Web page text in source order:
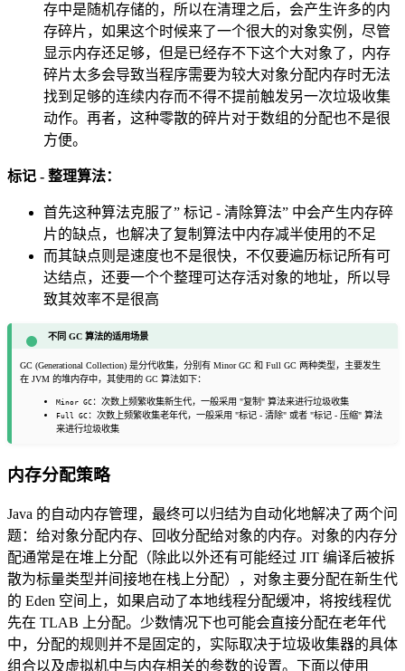
存中是随机存储的，所以在清理之后，会产生许多的内
存碎片，如果这个时候来了一个很大的对象实例，尽管
显示内存还足够，但是已经存不下这个大对象了，内存
碎片太多会导致当程序需要为较大对象分配内存时无法
找到足够的连续内存而不得不提前触发另一次垃圾收集
动作。再者，这种零散的碎片对于数组的分配也不是很
方便。
标记 - 整理算法：
首先这种算法克服了” 标记 - 清除算法” 中会产生内存碎
片的缺点，也解决了复制算法中内存减半使用的不足
而其缺点则是速度也不是很快，不仅要遍历标记所有可
达结点，还要一个个整理可达存活对象的地址，所以导
致其效率不是很高
不同 GC 算法的适用场景
GC (Generational Collection) 是分代收集，分别有 Minor GC 和 Full GC 两种类型，主要发生
在 JVM 的堆内存中，其使用的 GC 算法如下：
Minor GC：次数上频繁收集新生代，一般采用 "复制" 算法来进行垃圾收集
Full GC：次数上频繁收集老年代，一般采用 "标记 - 清除" 或者 "标记 - 压缩" 算法
来进行垃圾收集
内存分配策略
Java 的自动内存管理，最终可以归结为自动化地解决了两个问
题：给对象分配内存、回收分配给对象的内存。对象的内存分
配通常是在堆上分配（除此以外还有可能经过 JIT 编译后被拆
散为标量类型并间接地在栈上分配），对象主要分配在新生代
的 Eden 空间上，如果启动了本地线程分配缓冲，将按线程优
先在 TLAB 上分配。少数情况下也可能会直接分配在老年代
中，分配的规则并不是固定的，实际取决于垃圾收集器的具体
组合以及虚拟机中与内存相关的参数的设置。下面以使用